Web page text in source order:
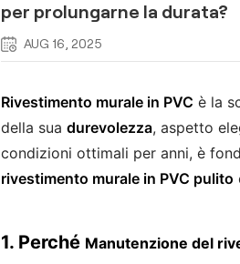
per prolungarne la durata?
AUG 16, 2025
Rivestimento murale in PVC è la
della sua durevolezza, aspetto
condizioni ottimali per anni, è
rivestimento murale in PVC pulito
1. Perché Manutenzione del